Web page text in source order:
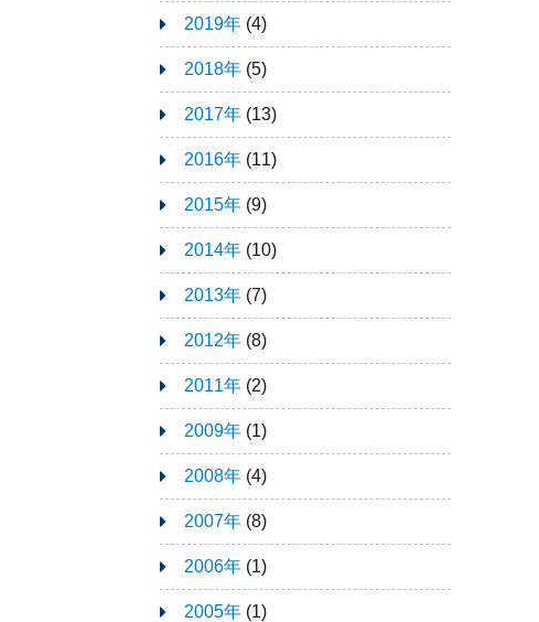
2019年 (4)
2018年 (5)
2017年 (13)
2016年 (11)
2015年 (9)
2014年 (10)
2013年 (7)
2012年 (8)
2011年 (2)
2009年 (1)
2008年 (4)
2007年 (8)
2006年 (1)
2005年 (1)